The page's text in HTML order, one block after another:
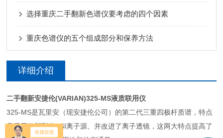
选择重庆二手翻新色谱仪要考虑的四个因素
重庆色谱仪的五个组成部分和保养方法
详细介绍
二手翻新安捷伦(VARIAN)325-MS液质联用仪
325-MS是瓦里安（现安捷伦公司）的第二代三重四极杆质谱，特点
是采用了新型的ESI离子源、并改进了离子透镜，这两大特点提高了